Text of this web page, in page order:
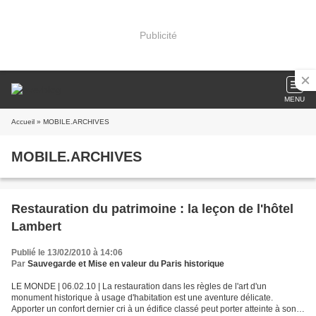
Publicité
MENU
Accueil » MOBILE.ARCHIVES
MOBILE.ARCHIVES
Restauration du patrimoine : la leçon de l'hôtel
Lambert
Publié le 13/02/2010 à 14:06
Par Sauvegarde et Mise en valeur du Paris historique
LE MONDE | 06.02.10 | La restauration dans les règles de l'art d'un
monument historique à usage d'habitation est une aventure délicate.
Apporter un confort dernier cri à un édifice classé peut porter atteinte à son